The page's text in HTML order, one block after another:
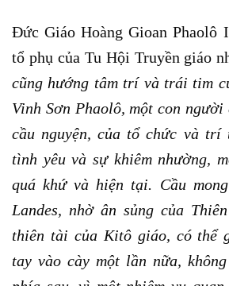
Đức Giáo Hoàng Gioan Phaolô
tổ phụ của Tu Hội Truyền giáo
cũng hướng tâm trí và trái tim
Vinh Sơn Phaolô, một con người
cầu nguyện, của tổ chức và trí
tình yêu và sự khiêm nhường,
quá khứ và hiện tại. Cầu
Landes, nhờ ân sủng của
thiên tài của Kitô giáo, có thể
tay vào cày một lần nữa,